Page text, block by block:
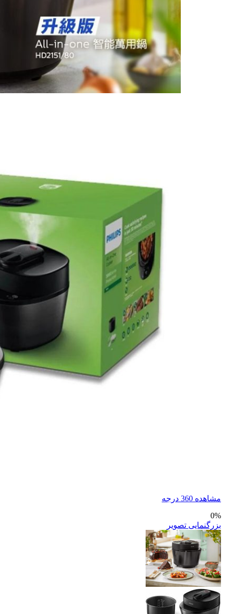
مشاهده 360 درجه
0%
بزرگنمایی تصویر